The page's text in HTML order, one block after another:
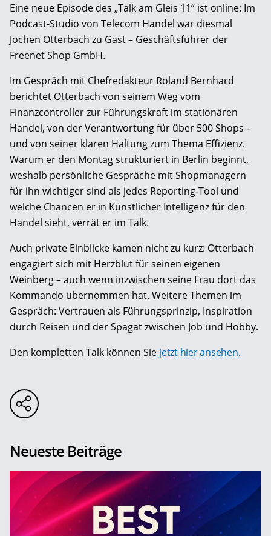
Eine neue Episode des „Talk am Gleis 11“ ist online: Im
Podcast-Studio von Telecom Handel war diesmal
Jochen Otterbach zu Gast – Geschäftsführer der
Freenet Shop GmbH.
Im Gespräch mit Chefredakteur Roland Bernhard
berichtet Otterbach von seinem Weg vom
Finanzcontroller zur Führungskraft im stationären
Handel, von der Verantwortung für über 500 Shops –
und von seiner klaren Haltung zum Thema Effizienz.
Warum er den Montag strukturiert in Berlin beginnt,
weshalb persönliche Gespräche mit Shopmanagern
für ihn wichtiger sind als jedes Reporting-Tool und
welche Chancen er in Künstlicher Intelligenz für den
Handel sieht, verrät er im Talk.
Auch private Einblicke kamen nicht zu kurz: Otterbach
engagiert sich mit Herzblut für seinen eigenen
Weinberg – auch wenn inzwischen seine Frau dort das
Kommando übernommen hat. Weitere Themen im
Gespräch: Vertrauen als Führungsprinzip, Inspiration
durch Reisen und der Spagat zwischen Job und Hobby.
Den kompletten Talk können Sie jetzt hier ansehen.
Neueste Beiträge